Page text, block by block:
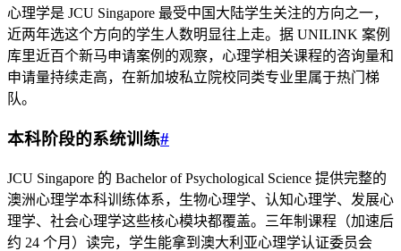
心理学是 JCU Singapore 最受中国大陆学生关注的方向之一，
近两年选这个方向的学生人数明显往上走。据 UNILINK 案例
库里近百个新马申请案例的观察，心理学相关课程的咨询量和
申请量持续走高，在新加坡私立院校同类专业里属于热门梯
队。
本科阶段的系统训练#
JCU Singapore 的 Bachelor of Psychological Science 提供完整的
澳洲心理学本科训练体系，生物心理学、认知心理学、发展心
理学、社会心理学这些核心模块都覆盖。三年制课程（加速后
约 24 个月）读完，学生能拿到澳大利亚心理学认证委员会